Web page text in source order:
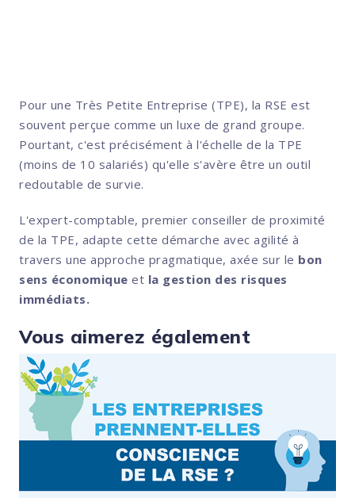
Pour une Très Petite Entreprise (TPE), la RSE est
souvent perçue comme un luxe de grand groupe.
Pourtant, c'est précisément à l'échelle de la TPE
(moins de 10 salariés) qu'elle s'avère être un outil
redoutable de survie.
L'expert-comptable, premier conseiller de proximité
de la TPE, adapte cette démarche avec agilité à
travers une approche pragmatique, axée sur le bon
sens économique et la gestion des risques
immédiats.
Vous aimerez également